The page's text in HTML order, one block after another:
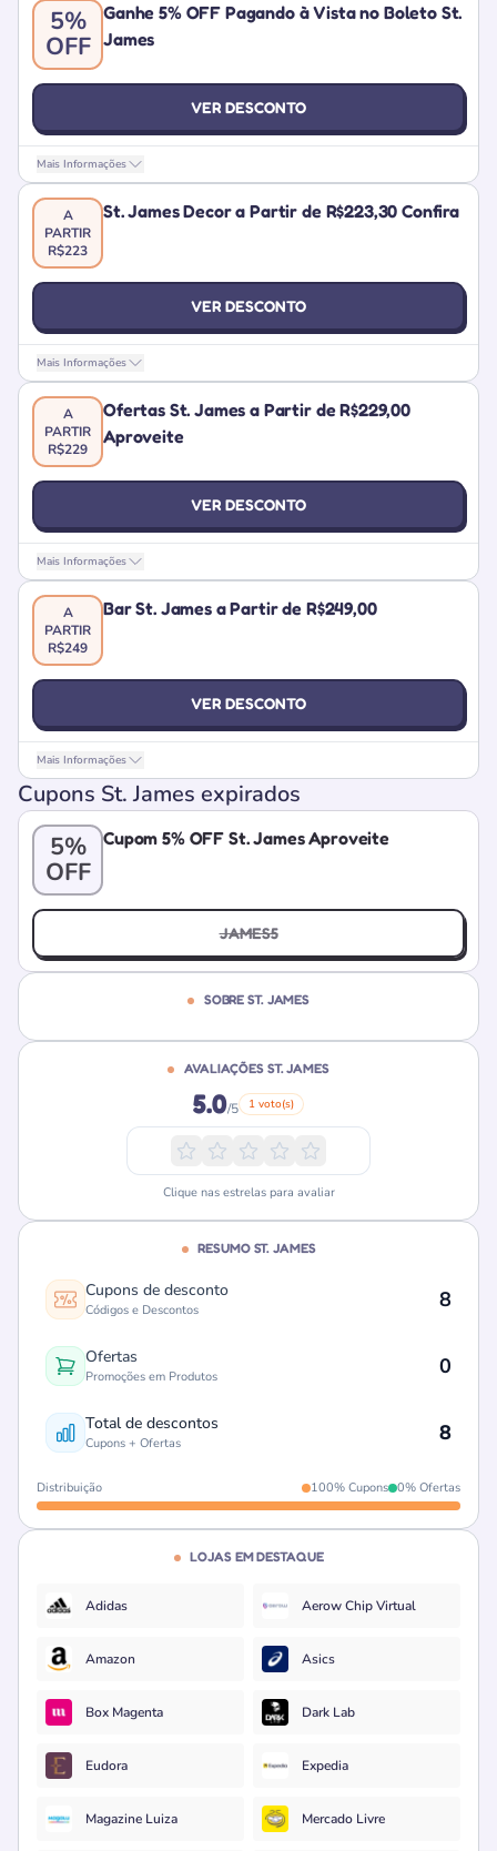
5%
OFF
Ganhe 5% OFF Pagando à Vista no Boleto St.
James
VER DESCONTO
Mais Informações
A
PARTIR
R$223
St. James Decor a Partir de R$223,30 Confira
VER DESCONTO
Mais Informações
A
PARTIR
R$229
Ofertas St. James a Partir de R$229,00
Aproveite
VER DESCONTO
Mais Informações
A
PARTIR
R$249
Bar St. James a Partir de R$249,00
VER DESCONTO
Mais Informações
Cupons St. James expirados
5%
OFF
Cupom 5% OFF St. James Aproveite
JAMES5
SOBRE ST. JAMES
AVALIAÇÕES ST. JAMES
5.0/5 1 voto(s)
Clique nas estrelas para avaliar
RESUMO ST. JAMES
Cupons de desconto
Códigos e Descontos 8
Ofertas
Promoções em Produtos 0
Total de descontos
Cupons + Ofertas 8
Distribuição 100% Cupons 0% Ofertas
LOJAS EM DESTAQUE
Adidas Aerow Chip Virtual
Amazon Asics
Box Magenta Dark Lab
Eudora Expedia
Magazine Luiza Mercado Livre